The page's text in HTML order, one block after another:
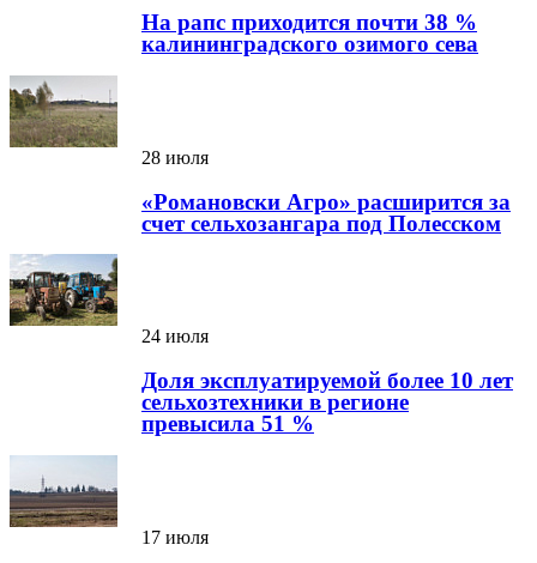
На рапс приходится почти 38 %
калининградского озимого сева
28 июля
«Романовски Агро» расширится за
счет сельхозангара под Полесском
24 июля
Доля эксплуатируемой более 10 лет
сельхозтехники в регионе
превысила 51 %
17 июля